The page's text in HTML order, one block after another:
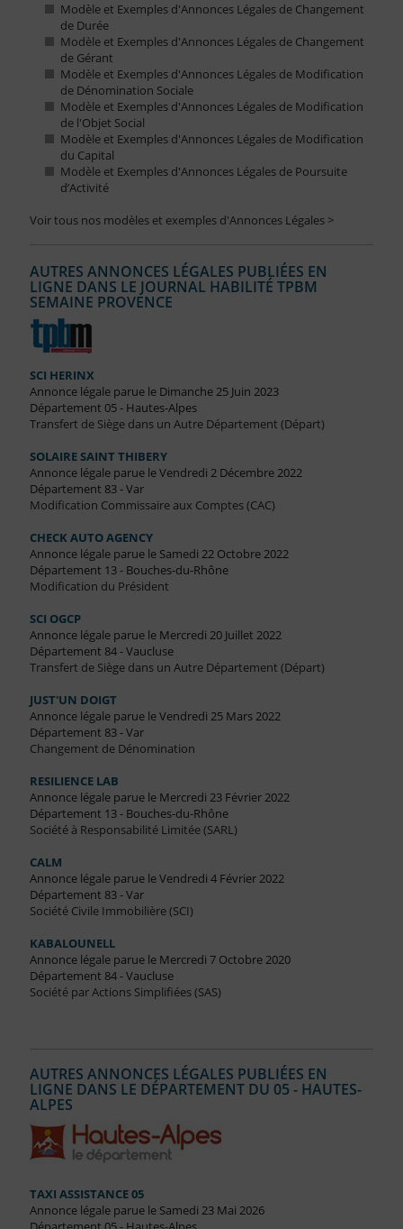
Modèle et Exemples d'Annonces Légales de Changement
de Durée
Modèle et Exemples d'Annonces Légales de Changement
de Gérant
Modèle et Exemples d'Annonces Légales de Modification
de Dénomination Sociale
Modèle et Exemples d'Annonces Légales de Modification
de l'Objet Social
Modèle et Exemples d'Annonces Légales de Modification
du Capital
Modèle et Exemples d'Annonces Légales de Poursuite
d’Activité
Voir tous nos modèles et exemples d'Annonces Légales >
AUTRES ANNONCES LÉGALES PUBLIÉES EN
LIGNE DANS LE JOURNAL HABILITÉ TPBM
SEMAINE PROVENCE
SCI HERINX
Annonce légale parue le Dimanche 25 Juin 2023
Département 05 - Hautes-Alpes
Transfert de Siège dans un Autre Département (Départ)
SOLAIRE SAINT THIBERY
Annonce légale parue le Vendredi 2 Décembre 2022
Département 83 - Var
Modification Commissaire aux Comptes (CAC)
CHECK AUTO AGENCY
Annonce légale parue le Samedi 22 Octobre 2022
Département 13 - Bouches-du-Rhône
Modification du Président
SCI OGCP
Annonce légale parue le Mercredi 20 Juillet 2022
Département 84 - Vaucluse
Transfert de Siège dans un Autre Département (Départ)
JUST'UN DOIGT
Annonce légale parue le Vendredi 25 Mars 2022
Département 83 - Var
Changement de Dénomination
RESILIENCE LAB
Annonce légale parue le Mercredi 23 Février 2022
Département 13 - Bouches-du-Rhône
Société à Responsabilité Limitée (SARL)
CALM
Annonce légale parue le Vendredi 4 Février 2022
Département 83 - Var
Société Civile Immobilière (SCI)
KABALOUNELL
Annonce légale parue le Mercredi 7 Octobre 2020
Département 84 - Vaucluse
Société par Actions Simplifiées (SAS)
AUTRES ANNONCES LÉGALES PUBLIÉES EN
LIGNE DANS LE DÉPARTEMENT DU 05 - HAUTES-
ALPES
TAXI ASSISTANCE 05
Annonce légale parue le Samedi 23 Mai 2026